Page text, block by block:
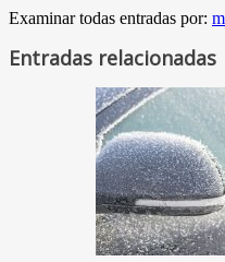
Examinar todas entradas por:
Entradas relacionadas